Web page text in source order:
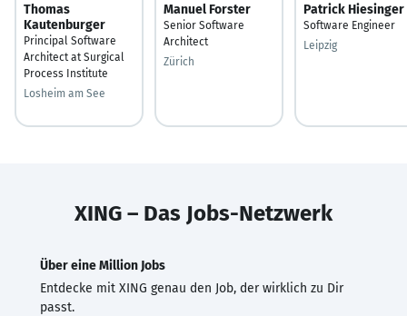
Thomas
Kautenburger
Principal Software
Architect at Surgical
Process Institute
Losheim am See
Manuel Forster
Senior Software
Architect
Zürich
Patrick Hiesinger
Software Engineer
Leipzig
XING – Das Jobs-Netzwerk
Über eine Million Jobs
Entdecke mit XING genau den Job, der wirklich zu Dir
passt.